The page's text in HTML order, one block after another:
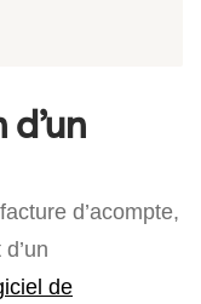
d’acompte,
de